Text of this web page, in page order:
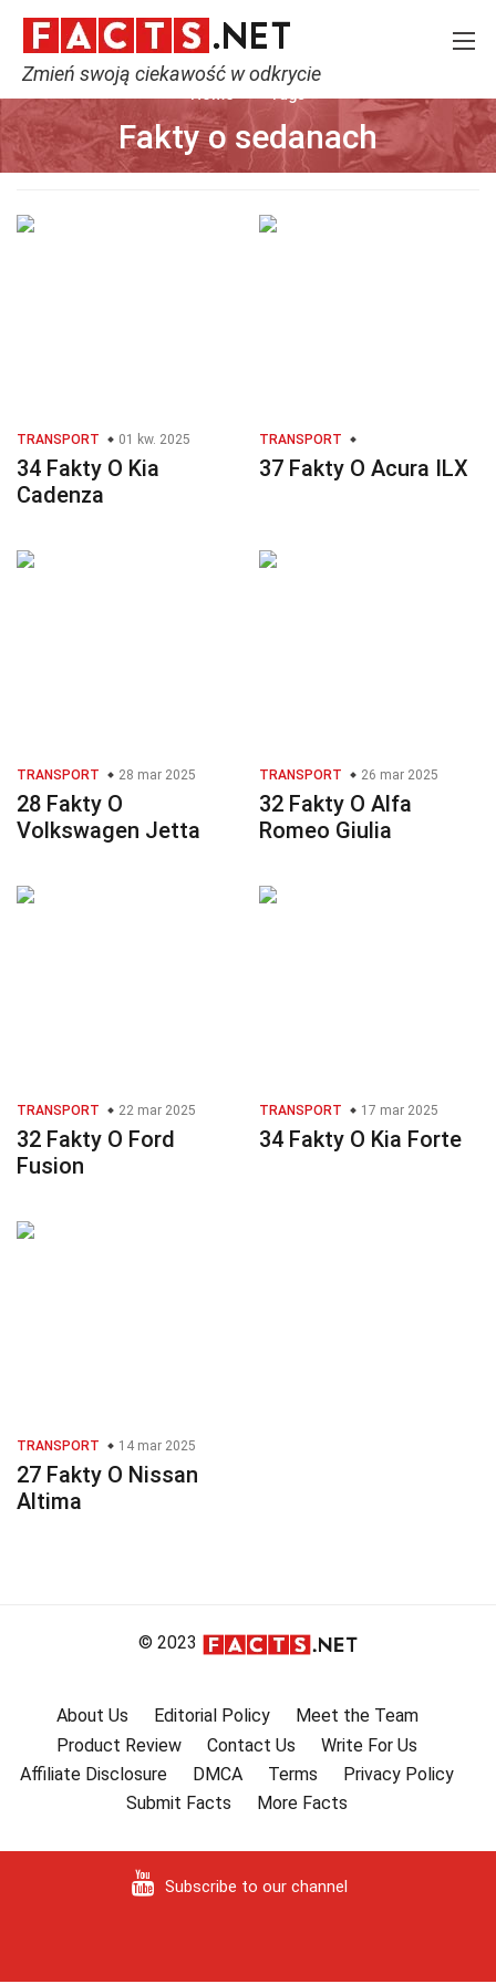
Zmień swoją ciekawość w odkrycie
Fakty o sedanach
TRANSPORT 01 kw. 2025
34 Fakty O Kia
Cadenza
TRANSPORT
37 Fakty O Acura ILX
TRANSPORT 28 mar 2025
28 Fakty O
Volkswagen Jetta
TRANSPORT 26 mar 2025
32 Fakty O Alfa
Romeo Giulia
TRANSPORT 22 mar 2025
32 Fakty O Ford
Fusion
TRANSPORT 17 mar 2025
34 Fakty O Kia Forte
TRANSPORT 14 mar 2025
27 Fakty O Nissan
Altima
© 2023
About Us Editorial Policy
Meet the Team
Product Review
Contact Us
Write For Us
Affiliate Disclosure
DMCA Terms
Privacy Policy
Submit Facts
More Facts
Subscribe to our channel